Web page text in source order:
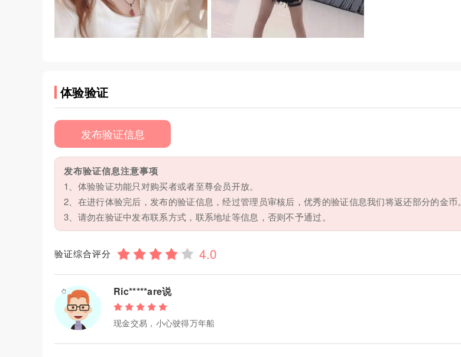
体验验证
发布验证信息
发布验证信息注意事项
1、体验验证功能只对购买者或者至尊会员开放。
2、在进行体验完后，发布的验证信息，经过管理员审核后，优秀的验证信息我们将返还部分的金币。
3、请勿在验证中发布联系方式，联系地址等信息，否则不予通过。
验证综合评分
Ric*****are说
现金交易，小心驶得万年船